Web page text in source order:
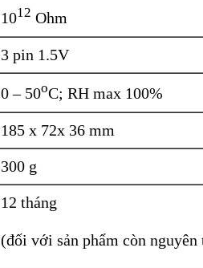
1012 Ohm
3 pin 1.5V
0 – 50oC; RH max 100%
185 x 72x 36 mm
300 g
12 tháng
(đối với sản phẩm còn nguyên